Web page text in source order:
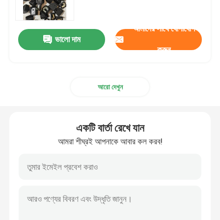
ভালো দাম
আমাদের সাথে যোগাযোগ
করুন
আরো দেখুন
একটি বার্তা রেখে যান
আমরা শীঘ্রই আপনাকে আবার কল করব!